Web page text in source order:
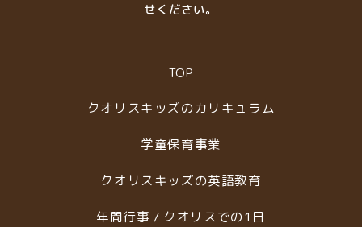
せください。
TOP
クオリスキッズのカリキュラム
学童保育事業
クオリスキッズの英語教育
年間行事 / クオリスでの1日